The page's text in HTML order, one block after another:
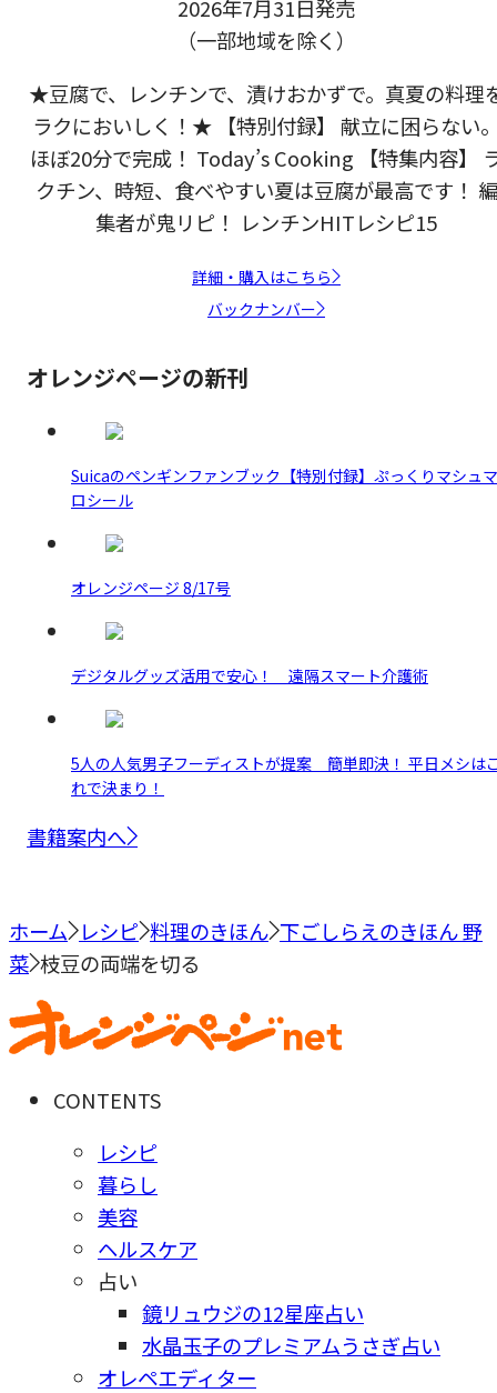
2026年7月31日発売
（一部地域を除く）
★豆腐で、レンチンで、漬けおかずで。真夏の料理
ラクにおいしく！★ 【特別付録】 献立に困らない
ほぼ20分で完成！ Today’s Cooking 【特集内容】
クチン、時短、食べやすい夏は豆腐が最高です！ 編
集者が鬼リピ！ レンチンHITレシピ15
詳細・購入はこちら
バックナンバー
オレンジページの新刊
Suicaのペンギンファンブック【特別付録】ぷっくりマシュマ
ロシール
オレンジページ 8/17号
デジタルグッズ活用で安心！ 遠隔スマート介護術
5人の人気男子フーディストが提案 簡単即決！ 平日メシは
れで決まり！
書籍案内へ
ホーム レシピ 料理のきほん 下ごしらえのきほん 野
菜 枝豆の両端を切る
CONTENTS
レシピ
暮らし
美容
ヘルスケア
占い
鏡リュウジの12星座占い
水晶玉子のプレミアムうさぎ占い
オレペエディター